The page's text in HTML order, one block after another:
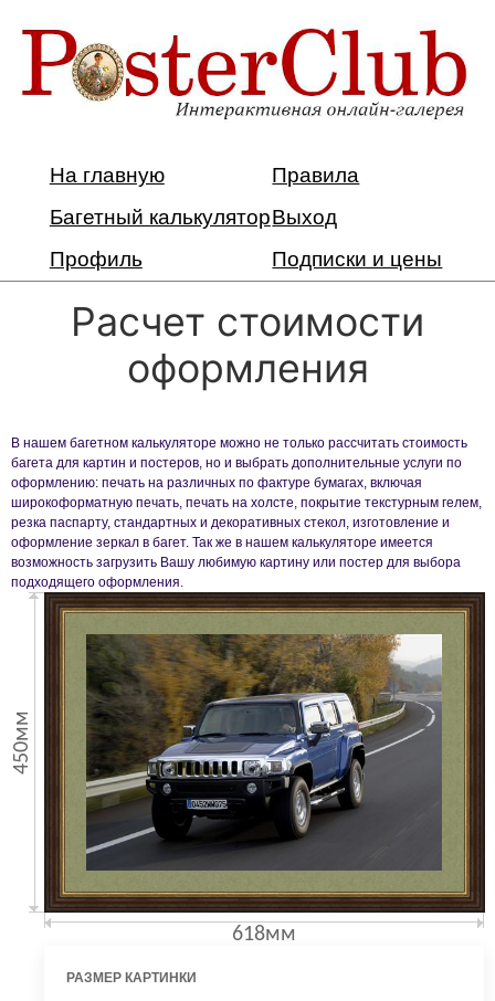
На главную
Правила
Багетный калькуляторВыход
Профиль
Подписки и цены
Расчет стоимости
оформления
В нашем багетном калькуляторе можно не только рассчитать стоимость
багета для картин и постеров, но и выбрать дополнительные услуги по
оформлению: печать на различных по фактуре бумагах, включая
широкоформатную печать, печать на холсте, покрытие текстурным гелем,
резка паспарту, стандартных и декоративных стекол, изготовление и
оформление зеркал в багет. Так же в нашем калькуляторе имеется
возможность загрузить Вашу любимую картину или постер для выбора
подходящего оформления.
450мм
618мм
РАЗМЕР КАРТИНКИ